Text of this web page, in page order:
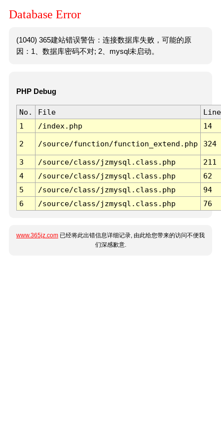
Database Error
(1040) 365建站错误警告：连接数据库失败，可能的原
因：1、数据库密码不对; 2、mysql未启动。
PHP Debug
No. File
Line
1
/index.php 14
2 /source/function/function_extend.php 324
3 /source/class/jzmysql.class.php
211
4
/source/class/jzmysql.class.php
62
5
/source/class/jzmysql.class.php
94
6
/source/class/jzmysql.class.php 76
www.365jz.com 已经将此出错信息详细记录, 由此给您带来的访问不便我
们深感歉意.